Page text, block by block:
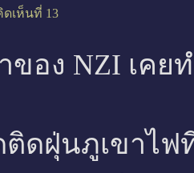
เห็นที่ 13
ของ NZI เคย
ดฝุ่นภูเขาไฟ